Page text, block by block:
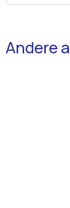
Andere